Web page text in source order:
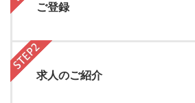
ご登録
求人のご紹介